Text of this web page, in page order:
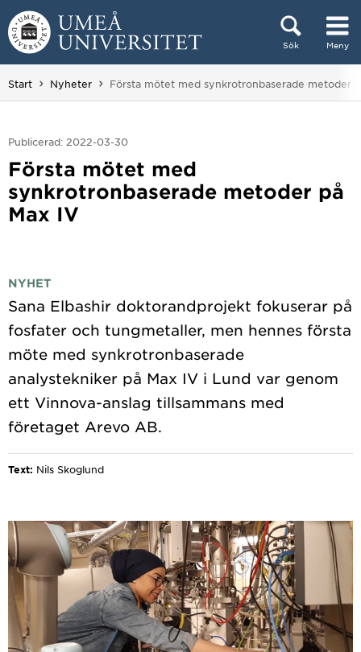
Hoppa direkt till innehållet
Sök Meny
Huvudmenyn dold.
Start Nyheter Du är här:
Första mötet med synkrotronbaserade metoder
Publicerad: 2022-03-30
Första mötet med
synkrotronbaserade metoder på
Max IV
NYHET
Sana Elbashir doktorandprojekt fokuserar på
fosfater och tungmetaller, men hennes första
möte med synkrotronbaserade
analystekniker på Max IV i Lund var genom
ett Vinnova-anslag tillsammans med
Text: Nils Skoglund